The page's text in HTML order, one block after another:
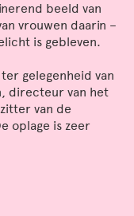
beeld van
vrouwen daarin –
is gebleven.
gelegenheid van
directeur van het
van de
oplage is zeer